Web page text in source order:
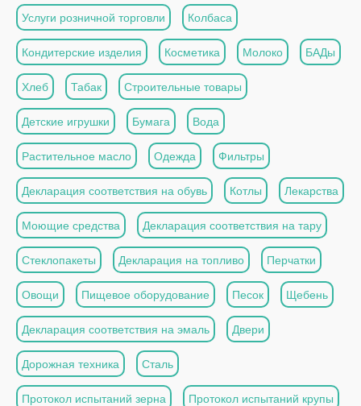
Услуги розничной торговли Колбаса
Кондитерские изделия Косметика Молоко БАДы
Хлеб Табак Строительные товары
Детские игрушки Бумага Вода
Растительное масло Одежда Фильтры
Декларация соответствия на обувь Котлы Лекарства
Моющие средства Декларация соответствия на тару
Стеклопакеты Декларация на топливо Перчатки
Овощи Пищевое оборудование Песок Щебень
Декларация соответствия на эмаль Двери
Дорожная техника Сталь
Протокол испытаний зерна Протокол испытаний крупы